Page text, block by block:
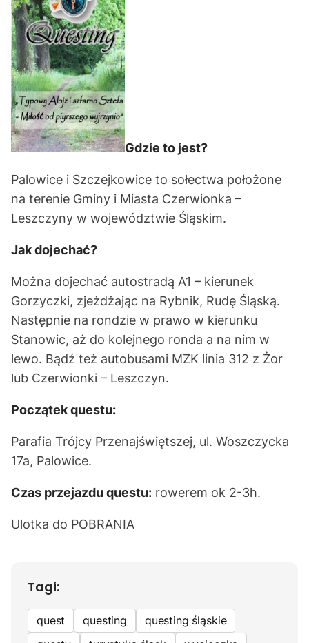
Gdzie to jest?
Palowice i Szczejkowice to sołectwa położone
na terenie Gminy i Miasta Czerwionka –
Leszczyny w województwie Śląskim.
Jak dojechać?
Można dojechać autostradą A1 – kierunek
Gorzyczki, zjeżdżając na Rybnik, Rudę Śląską.
Następnie na rondzie w prawo w kierunku
Stanowic, aż do kolejnego ronda a na nim w
lewo. Bądź też autobusami MZK linia 312 z Żor
lub Czerwionki – Leszczyn.
Początek questu:
Parafia Trójcy Przenajświętszej, ul. Woszczycka
17a, Palowice.
Czas przejazdu questu: rowerem ok 2-3h.
Ulotka do POBRANIA
Tagi:
quest questing
questing śląskie